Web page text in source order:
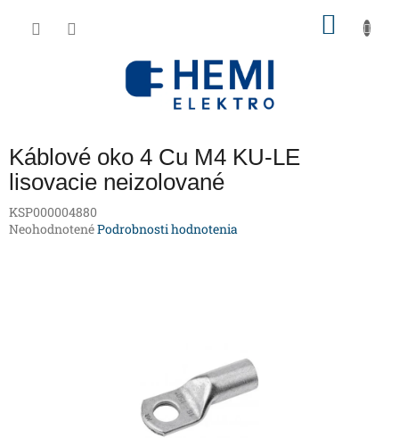
Káblové oko 4 Cu M4 KU-LE
lisovacie neizolované
KSP000004880
Priemerné
NeohodnotenéPodrobnosti hodnotenia